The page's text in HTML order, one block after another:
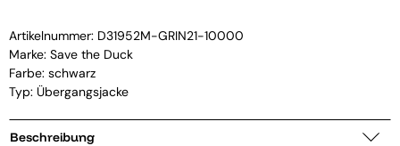
Artikelnummer: D31952M-GRIN21-10000
Marke: Save the Duck
Farbe: schwarz
Typ: Übergangsjacke
Beschreibung